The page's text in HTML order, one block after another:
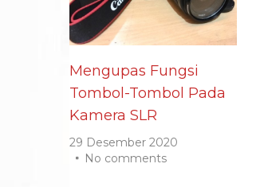
Mengupas Fungsi
Tombol-Tombol Pada
Kamera SLR
29 Desember 2020
No comments